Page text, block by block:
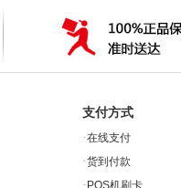
支付方式
·在线支付
·货到付款
· POS机刷卡